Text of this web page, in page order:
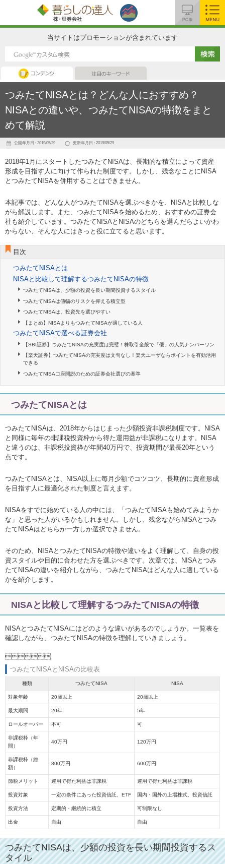
MENU
当サイトはプロモーションが含まれています
コンテンツ 注目のキーワード
つみたてNISAとは？どんな人におすすめ？
NISAとの違いや、つみたてNISAの特徴をまと
めて解説
公開年月日 : 2019/05/29 更新年月日 : 2019/05/29
2018年1月にスタートしたつみたてNISAは、長期的な積立によって資産
形成を目指す人に向けて作られた制度です。しかし、残念なことにNISA
とつみたてNISAを併用することはできません。
本記事では、どんな人がつみたてNISAを選ぶべきかを、NISAと比較しな
がら解説します。また、つみたてNISAを始めるため、おすすめの証券会
社も紹介しています。つみたてNISAとNISAのどちらを選んだらよいかわ
からない、そんな人にはきっと役に立てると思います。
目次
つみたてNISAとは
NISAと比較して理解するつみたてNISAの特徴
つみたてNISAは、少額の投資を長い期間投資するスタイル
つみたてNISAは値幅のリスクを抑える積立型
つみたてNISAは、投資先を選びやすい
【まとめ】NISAよりもつみたてNISAが適している人
つみたてNISAで選べる証券会社
【SBI証券】つみたてNISAの充実度は完璧！株取引全般で「優」の人気ナンバーワン
【楽天証券】つみたてNISAの充実度は文句なし！楽天ユーザならポイントを有効活用
できる
つみたてNISA口座開説のための証券会社選びの基準
つみたてNISAとは
つみたてNISAは、2018年からはじまった少額投資非課税制度です。NISA
と同様に毎年の非課税投資枠から得た運用益が非課税になります。NISA
と違うのは、非課税投資枠が年間40万円で、投資期間が最長20年という
点です。
つみたてNISAとは、NISA以上に毎月少額でコツコツ、長期的に資産形成
を目指す人に最適化された制度と言えます。
NISAをすでに始めている人の中には、「つみたてNISAも始めてみようか
な」と思った人がいるかもしれません。しかし、残念ながらNISAとつみ
たてNISAはどちらか一方しか選択できません。
そのため、NISAとつみたてNISAの特徴や違いをよく理解して、自身の投
資スタイルや目的に合わせた方を選ぶべきです。次章では、NISAとつみ
たてNISAの違いを紹介しながら、つみたてNISAはどんな人に適している
かを紹介します。
NISAと比較して理解するつみたてNISAの特徴
NISAとつみたてNISAにはどのような違いがあるのでしょうか。一覧表を
確認しながら、つみたてNISAの特徴を理解していきましょう。

つみたてNISAとNISAの比較表
種類 つみたてNISA NISA
対象年齢 20歳以上 20歳以上
最大期間 20年 5年
ロールオーバー 不可 可
非課税枠（年
間）
40万円 120万円
非課税枠（総
額）
800万円 600万円
節税メリット 運用で得た利益は非課税 運用で得た利益は非課税
投資対象 一定の条件にあった投資信託、ETF 国内・国外の上場株式、投資信託
投資方法 定期的・継続的に積立 可制限なし
出金 自由 自由
つみたてNISAは、少額の投資を長い期間投資するス
タイル